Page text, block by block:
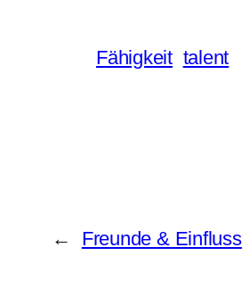
Fähigkeit talent
← Freunde & Einfluss